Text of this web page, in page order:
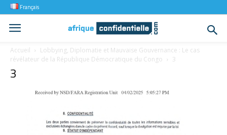
Français
Accueil
Lobbying, Diplomatie et Mauvaise Gouvernance : Le cas
révélateur de la République Démocratique du Congo
3
3